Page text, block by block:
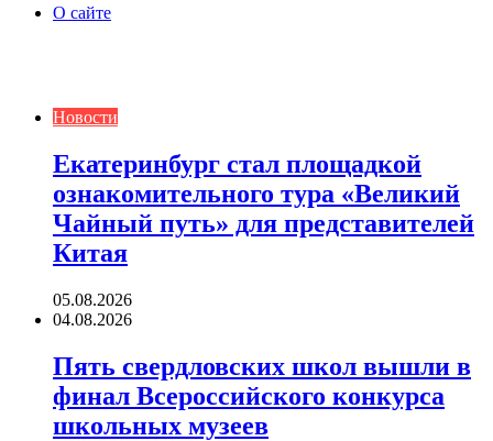
О сайте
Новости
Екатеринбург стал площадкой
ознакомительного тура «Великий
Чайный путь» для представителей
Китая
05.08.2026
04.08.2026
Пять свердловских школ вышли в
финал Всероссийского конкурса
школьных музеев